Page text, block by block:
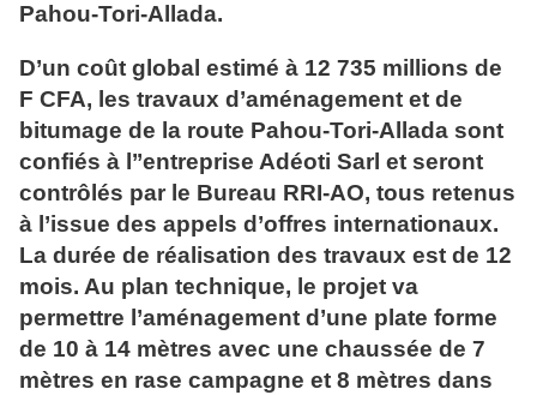
Pahou-Tori-Allada.
D’un coût global estimé à 12 735 millions de
F CFA, les travaux d’aménagement et de
bitumage de la route Pahou-Tori-Allada sont
confiés à l’’entreprise Adéoti Sarl et seront
contrôlés par le Bureau RRI-AO, tous retenus
à l’issue des appels d’offres internationaux.
La durée de réalisation des travaux est de 12
mois. Au plan technique, le projet va
permettre l’aménagement d’une plate forme
de 10 à 14 mètres avec une chaussée de 7
mètres en rase campagne et 8 mètres dans